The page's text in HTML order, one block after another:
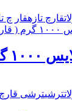
قارچ تازهقار چ
قارچینو)
ترشیترشی قارچ